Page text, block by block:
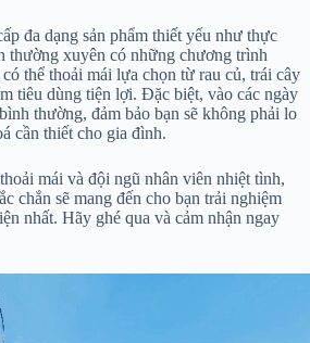
đa dạng sản phẩm thiết yếu như thực
thường xuyên có những chương trình
thể thoải mái lựa chọn từ rau củ, trái cây
tiêu dùng tiện lợi. Đặc biệt, vào các ngày
thường, đảm bảo bạn sẽ không phải lo
cần thiết cho gia đình.
mái và đội ngũ nhân viên nhiệt tình,
chắn sẽ mang đến cho bạn trải nghiệm
nhất. Hãy ghé qua và cảm nhận ngay